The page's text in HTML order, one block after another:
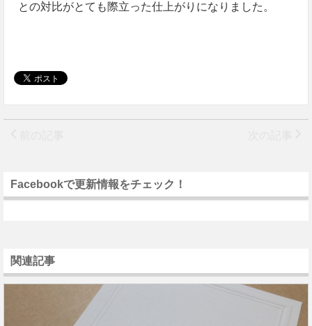
との対比がとても際立った仕上がりになりました。
Facebookで更新情報をチェック！
関連記事